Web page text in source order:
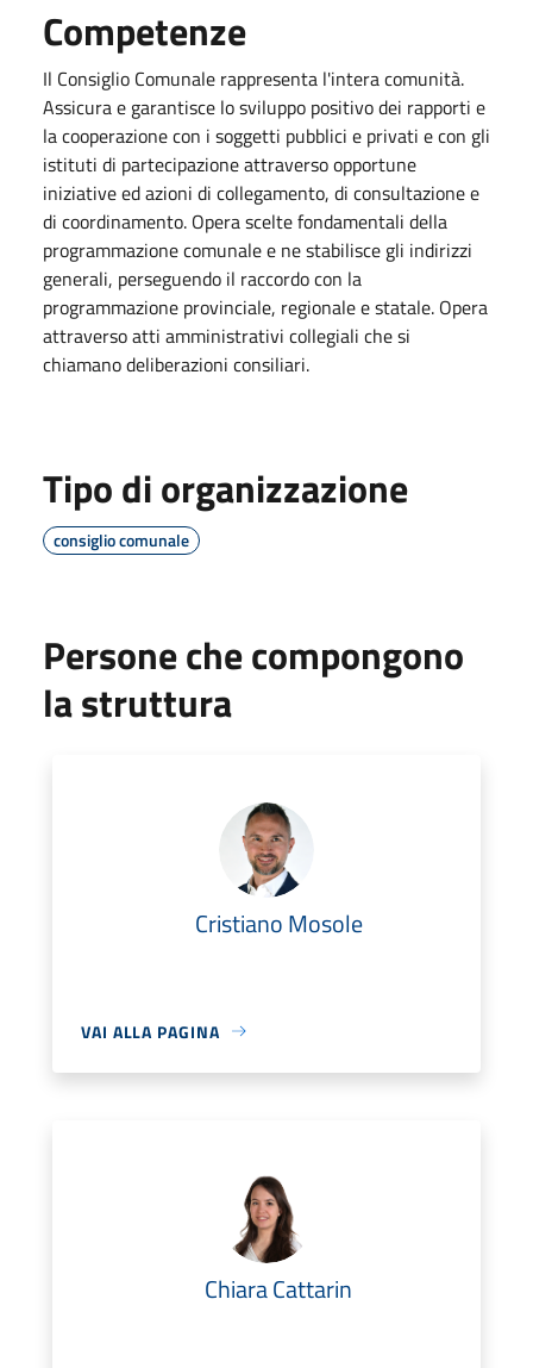
Competenze
Il Consiglio Comunale rappresenta l'intera comunità.
Assicura e garantisce lo sviluppo positivo dei rapporti e
la cooperazione con i soggetti pubblici e privati e con gli
istituti di partecipazione attraverso opportune
iniziative ed azioni di collegamento, di consultazione e
di coordinamento. Opera scelte fondamentali della
programmazione comunale e ne stabilisce gli indirizzi
generali, perseguendo il raccordo con la
programmazione provinciale, regionale e statale. Opera
attraverso atti amministrativi collegiali che si
chiamano deliberazioni consiliari.
Tipo di organizzazione
consiglio comunale
Persone che compongono
la struttura
Cristiano Mosole
VAI ALLA PAGINA
Chiara Cattarin